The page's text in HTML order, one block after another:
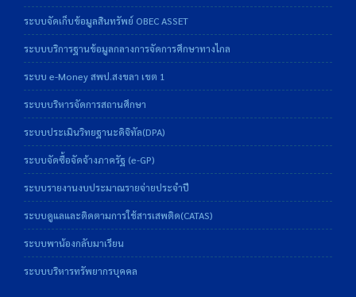
ระบบจัดเก็บข้อมูลสินทรัพย์ OBEC ASSET
ระบบบริการฐานข้อมูลกลางการจัดการศึกษาทางไกล
ระบบ e-Money สพป.สงขลา เขต 1
ระบบบริหารจัดการสถานศึกษา
ระบบประเมินวิทยฐานะดิจิทัล(DPA)
ระบบจัดซื้อจัดจ้างภาครัฐ (e-GP)
ระบบรายงานงบประมาณรายจ่ายประจำปี
ระบบดูแลและติดตามการใช้สารเสพติด(CATAS)
ระบบพาน้องกลับมาเรียน
ระบบบริหารทรัพยากรบุคคล